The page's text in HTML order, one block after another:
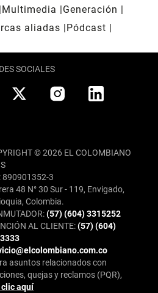
Multimedia
Generación
aliadas
Pódcast
SOCIALES
© 2026 EL COLOMBIANO
890901352-3
48 N° 30 Sur - 119, Envigado,
Colombia.
(57) (604) 3315252
AL CLIENTE:(57) (604)
asuntos relacionados con
quejas y reclamos (PQR),
clic aquí